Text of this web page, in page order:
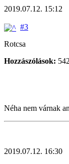
2019.07.12. 15:12
#3
Rotcsa
Hozzászólások: 542
Néha nem várnak
2019.07.12. 16:30